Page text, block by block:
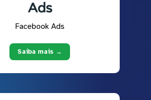
Facebook Ads
Saiba mais →